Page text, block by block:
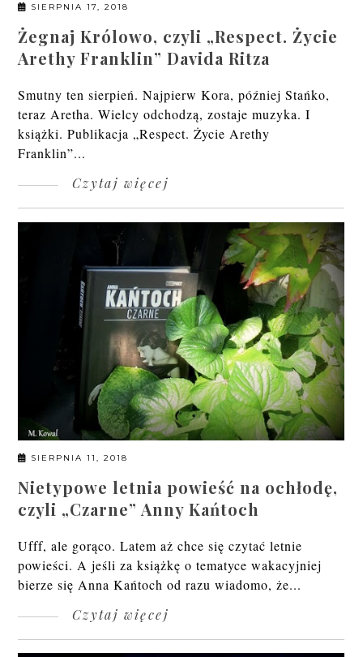
SIERPNIA 17, 2018
Żegnaj Królowo, czyli „Respect. Życie
Arethy Franklin” Davida Ritza
Smutny ten sierpień. Najpierw Kora, później Stańko,
teraz Aretha. Wielcy odchodzą, zostaje muzyka. I
książki. Publikacja „Respect. Życie Arethy
Franklin”...
Czytaj więcej
SIERPNIA 11, 2018
Nietypowe letnia powieść na ochłodę,
czyli „Czarne” Anny Kańtoch
Ufff, ale gorąco. Latem aż chce się czytać letnie
powieści. A jeśli za książkę o tematyce wakacyjniej
bierze się Anna Kańtoch od razu wiadomo, że...
Czytaj więcej